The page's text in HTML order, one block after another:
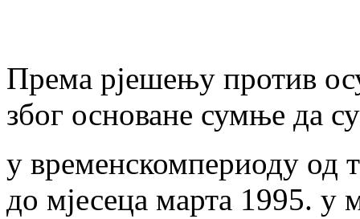
Према рјешењу против
због основане сумње да
у временскомпериоду од
до мјесеца марта 1995.